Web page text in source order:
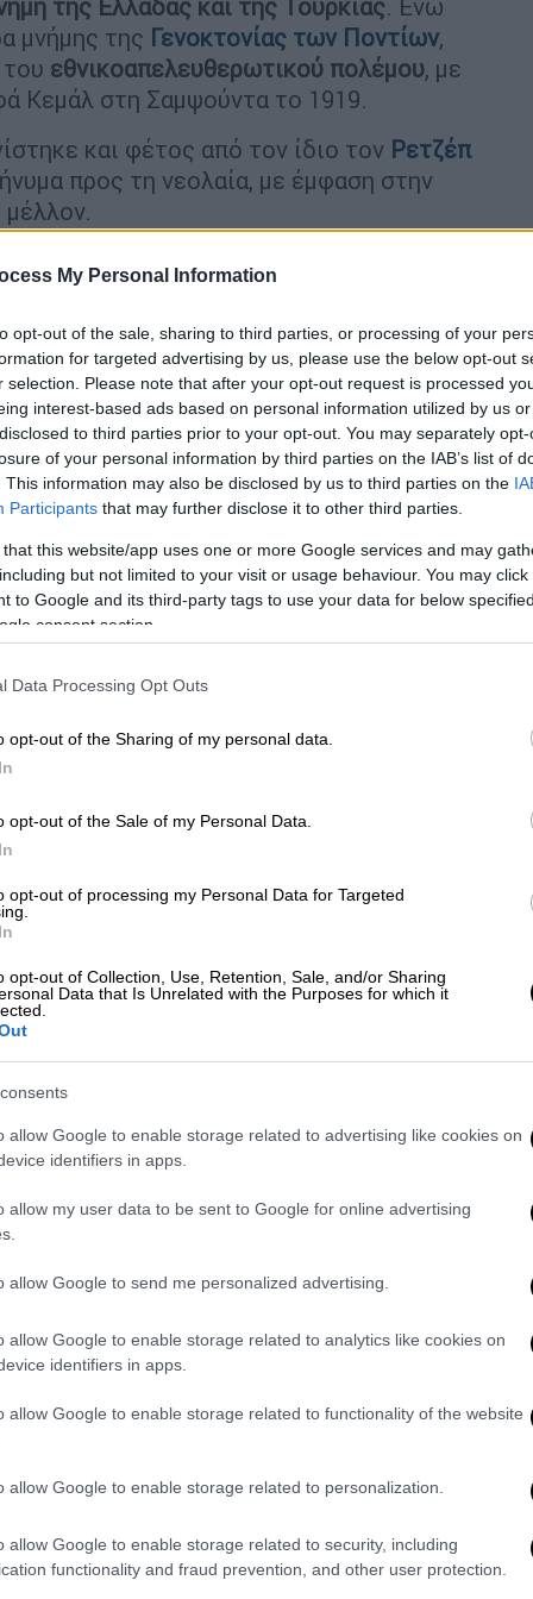
My Personal Information
opt-out of the sale, sharing to third parties, or processing of your
for targeted advertising by us, please use the below opt-out
selection. Please note that after your opt-out request is processed
interest-based ads based on personal information utilized by us
to third parties prior to your opt-out. You may separately
of your personal information by third parties on the IAB’s list of
This information may also be disclosed by us to third parties on the
Participants that may further disclose it to other third parties.
that this website/app uses one or more Google services and may
but not limited to your visit or usage behaviour. You may
to Google and its third-party tags to use your data for below
consent section.
Data Processing Opt Outs
opt-out of the Sharing of my personal data.
opt-out of the Sale of my Personal Data.
opt-out of processing my Personal Data for Targeted
opt-out of Collection, Use, Retention, Sale, and/or Sharing
Data that Is Unrelated with the Purposes for which it
allow Google to enable storage related to advertising like cookies on
identifiers in apps.
allow my user data to be sent to Google for online advertising
allow Google to send me personalized advertising.
allow Google to enable storage related to analytics like cookies on
identifiers in apps.
allow Google to enable storage related to functionality of the website
allow Google to enable storage related to personalization.
allow Google to enable storage related to security, including
functionality and fraud prevention, and other user protection.
της Ελλάδας και της Τουρκίας. Ενώ
μνήμης της Γενοκτονίας των Ποντίων,
εθνικοαπελευθερωτικού πολέμου, με
Κεμάλ στη Σαμψούντα το 1919.
και φέτος από τον ίδιο τον Ρετζέπ
προς τη νεολαία, με έμφαση στην
μέλλον.
ανεξαρτησία»: Αυτός είναι ο
η Τουρκία
για την Τουρκία
συνείδηση, η 19η Μαΐου στην
Όπως σημειώνεται στο σχετικό
σηματοδοτεί το πρώτο βήμα στον
εθνικού μύθου του τουρκικού κράτους.
την ημέρα που ο Μουσταφά Κεμάλ, ο
Σαμψούντα για να ξεκινήσει τον
Μνήμης του Ατατούρκ, την Ημέρα
ταυτότητα μέσω της
του Ατατούρκ, αλλά μετατρέπεται σε
του ίδιου του
του «Τουρκικού Αιώνα», με επίκεντρο
να συνεχίσει το έργο των προγόνων.
παρουσίασε στην τουρκική νεολαία,
το πρώτο βήμα στον αγώνα για
μας με πίστη, αποφασιστικότητα και
τη Δημοκρατία που άφησαν οι πρόγονοί
βήματα που θα προάγουν και θα δοξάζουν
διαρκέσει για πάντα, σε κάθε τομέα»
νέοι ως κληρονόμοι της
για να εκπληρώσει την υπόσχεση